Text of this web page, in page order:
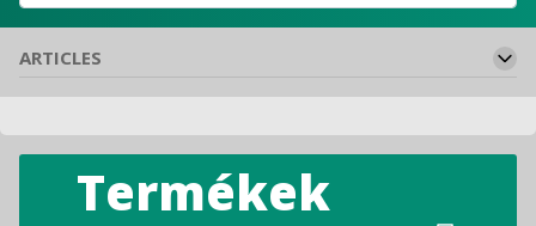
ARTICLES
Kezdőlap
Rendszerhasználat segédlet
Funkcióelérések a rendszerben
Termékek